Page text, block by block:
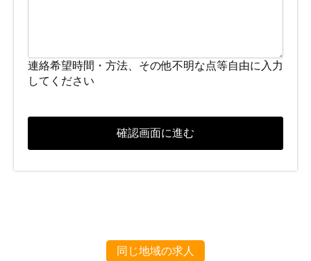
連絡希望時間・方法、その他不明な点等自由に入力
してください
同じ地域の求人